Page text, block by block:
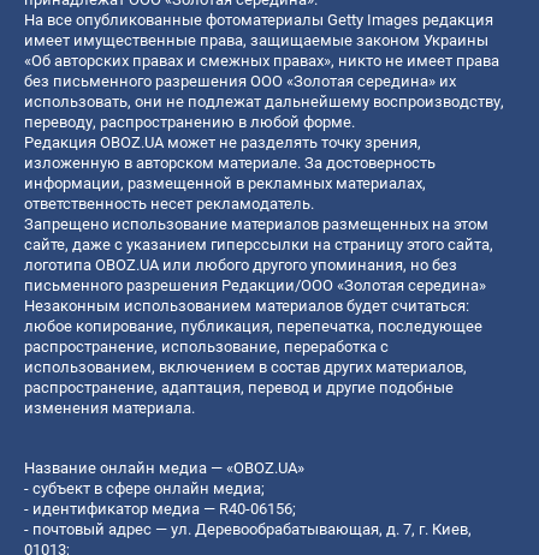
На все опубликованные фотоматериалы Getty Images редакция
имеет имущественные права, защищаемые законом Украины
«Об авторских правах и смежных правах», никто не имеет права
без письменного разрешения ООО «Золотая середина» их
использовать, они не подлежат дальнейшему воспроизводству,
переводу, распространению в любой форме.
Редакция OBOZ.UA может не разделять точку зрения,
изложенную в авторском материале. За достоверность
информации, размещенной в рекламных материалах,
ответственность несет рекламодатель.
Запрещено использование материалов размещенных на этом
сайте, даже с указанием гиперссылки на страницу этого сайта,
логотипа OBOZ.UA или любого другого упоминания, но без
письменного разрешения Редакции/ООО «Золотая середина»
Незаконным использованием материалов будет считаться:
любое копирование, публикация, перепечатка, последующее
распространение, использование, переработка с
использованием, включением в состав других материалов,
распространение, адаптация, перевод и другие подобные
изменения материала.
Название онлайн медиа — «OBOZ.UA»
- субъект в сфере онлайн медиа;
- идентификатор медиа — R40-06156;
- почтовый адрес — ул. Деревообрабатывающая, д. 7, г. Киев,
01013;